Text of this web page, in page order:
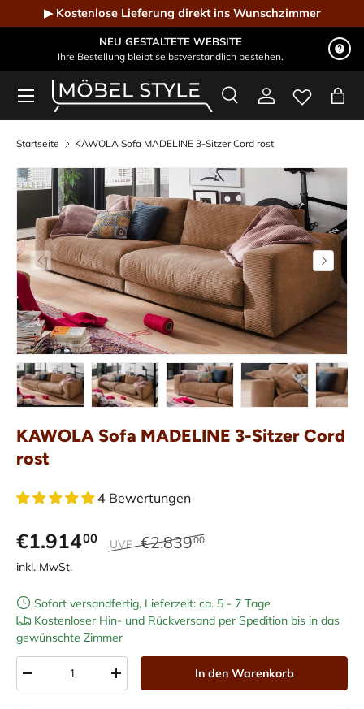
Direkt zum Inhalt
▶ Kostenlose Lieferung direkt ins Wunschzimmer
NEU GESTALTETE WEBSITE
Ihre Bestellung bleibt selbstverständlich bestehen.
Möbel Style - Der Online-Shop für Designmöbel
Suchen
SucheEinloggen
Menü
Startseite KAWOLA Sofa MADELINE 3-Sitzer Cord rost
Vorherige Nächste
Bild 1 in Galerieansicht laden
Bild 2 in Galerieansicht laden
Bild 3 in Galerieansicht laden
Bild 4 in Bild 5
KAWOLA Sofa MADELINE 3-Sitzer Cord
rost
4 Bewertungen
€1.91400 UVP €2.83900
inkl. MwSt.
Sofort versandfertig, Lieferzeit: ca. 5 - 7 Tage
Kostenloser Hin- und Rückversand per Spedition bis in das
gewünschte Zimmer
-
+ In den Warenkorb